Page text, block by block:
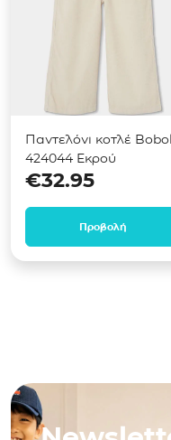
Παντελόνι κοτλέ
424044 Εκρού
€32.95
Προβολή